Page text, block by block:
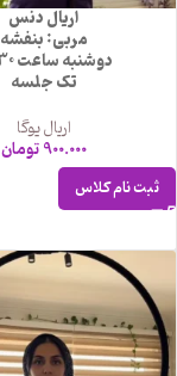
اریال دنس
مربی: بنفشه
دوشنبه ساعت 12:30
تک جلسه
اریال یوگا
900.000تومان
ثبت نام کلاس